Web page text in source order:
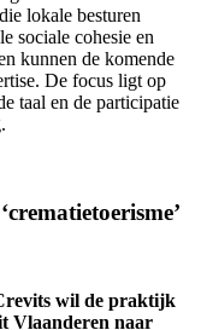
lokale besturen
sociale cohesie en
kunnen de komende
De focus ligt op
taal en de participatie
wil de praktijk
Vlaanderen naar